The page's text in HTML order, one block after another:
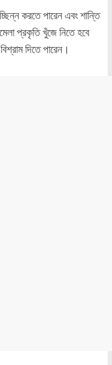
করতে পারেন এবং শান্তি
প্রকৃতি খুঁজে নিতে হবে
দিতে পারেন।